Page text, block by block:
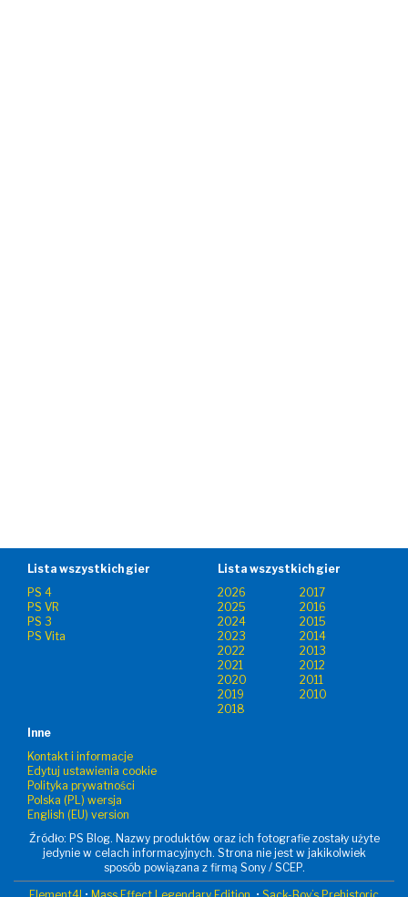
Lista wszystkich gier
PS 4
PS VR
PS 3
PS Vita
Lista wszystkich gier
2026
2017
2025
2016
2024
2015
2023
2014
2022
2013
2021
2012
2020
2011
2019
2010
2018
Inne
Kontakt i informacje
Edytuj ustawienia cookie
Polityka prywatności
Polska (PL) wersja
English (EU) version
Źródło: PS Blog. Nazwy produktów oraz ich fotografie zostały użyte
jedynie w celach informacyjnych. Strona nie jest w jakikolwiek
sposób powiązana z firmą Sony / SCEP.